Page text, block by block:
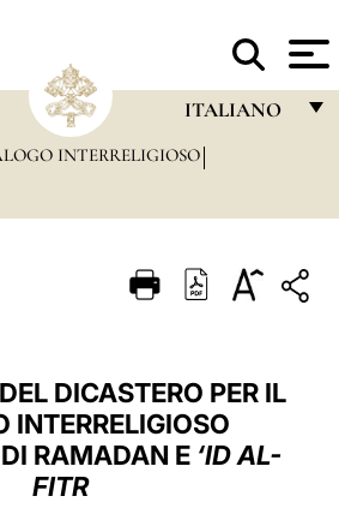
ITALIANO
FRANÇAIS
PORTUGUÊS
DEUTSCH
POLSKI
INTERRELIGIOSO
DICASTERO PER IL
INTERRELIGIOSO
RAMADAN E ‘ID AL-
FITR